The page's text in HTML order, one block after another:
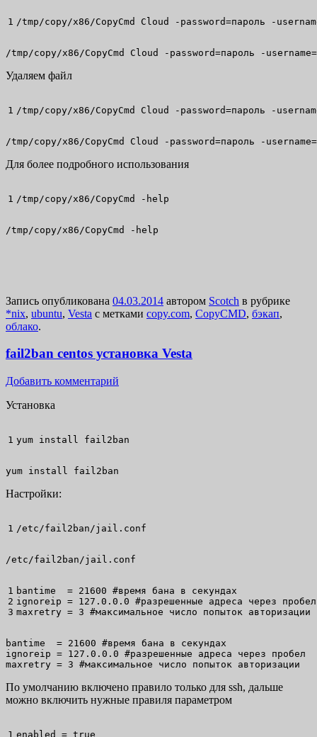
/tmp /copy/x86 /CopyCmd Cloud -password=пароль -
/tmp/copy/x86/CopyCmd Cloud -password=пароль -
Удаляем файл
/tmp /copy/x86 /CopyCmd Cloud -password=пароль -
/tmp/copy/x86/CopyCmd Cloud -password=пароль -
Для более подробного использования
/tmp /copy/x86 /CopyCmd -help
/tmp/copy/x86/CopyCmd -help
Запись опубликована 04.03.2014 автором Scotch в рубрике
*nix, ubuntu, Vesta с метками copy.com, CopyCMD, бэкап,
облако.
fail2ban centos установка Vesta
Добавить комментарий
Установка
yum install fail2ban
yum install fail2ban
Настройки:
/etc /fail2ban /jail.conf
/etc/fail2ban/jail.conf
1
2
bantime  = 21600 #время бана в секундах
ignoreip = 127.0.0.0 #разрешенные адреса через пробел
maxretry = 3 #максимальное число попыток авторизации
bantime  = 21600 #время бана в секундах
ignoreip = 127.0.0.0 #разрешенные адреса через пробел
maxretry = 3 #максимальное число попыток авторизации
По умолчанию включено правило только для ssh, дальше
можно включить нужные правиля параметром
enabled = true